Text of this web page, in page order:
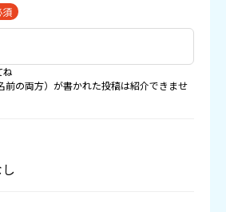
須
の両方）が書かれた投稿は紹介できませ